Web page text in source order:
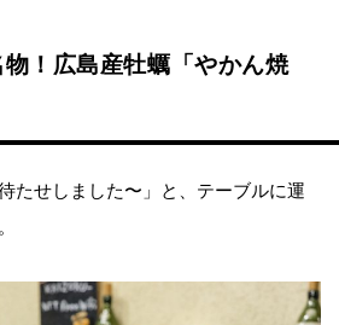
！広島産牡蠣「やかん焼
たせしました〜」と、テーブルに運